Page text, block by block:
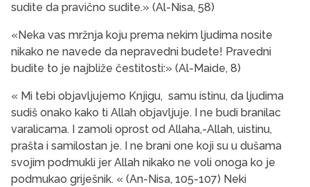
sudite da pravično sudite.» (Al-Nisa, 58)
«Neka vas mržnja koju prema nekim ljudima nosite
nikako ne navede da nepravedni budete! Pravedni
budite to je najbliže čestitosti:» (Al-Maide, 8)
« Mi tebi objavljujemo Knjigu, samu istinu, da ljudima
sudiš onako kako ti Allah objavljuje. I ne budi branilac
varalicama. I zamoli oprost od Allaha,-Allah, uistinu,
prašta i samilostan je. I ne brani one koji su u dušama
svojim podmukli jer Allah nikako ne voli onoga ko je
podmukao griješnik. « (An-Nisa, 105-107) Neki